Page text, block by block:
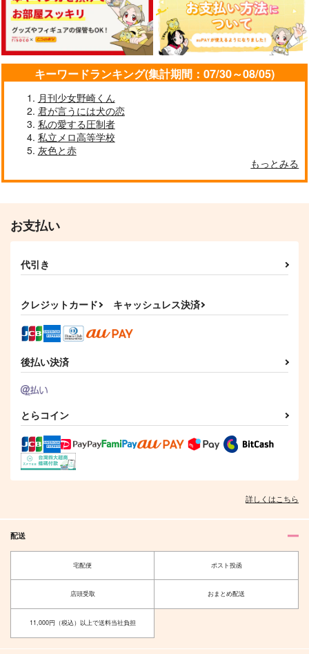
禍福倚伏
.crew
1,550円（税込）
サンプル
作品詳細
Retrieving the piece
of you
泡沫世界
1,572円（税込）
鍾離×タルタリヤ
あなたと刻むささやか
な永遠
空色エンチャンター
787
タルタリヤ×鍾離
Petit Stars
みみフォックス
787円（税込）
鍾離×タルタリヤ
サンプル
作品詳細
おいしい時間を！
715
mptiness
鍾離×タルタリヤ
PokiXprez
1,826円
944
キーワードランキング(集計期間：07/30～08/05)
月刊少女野崎くん
君が言うには犬の恋
私の愛する圧制者
私立メロ高等学校
灰色と赤
もっとみる
お支払い
代引き
クレジットカード キャッシュレス決済
後払い決済
とらコイン
詳しくはこちら
配送
宅配便 ポスト投函
店頭受取 おまとめ配送
11,000円（税込）以上で送料当社負担